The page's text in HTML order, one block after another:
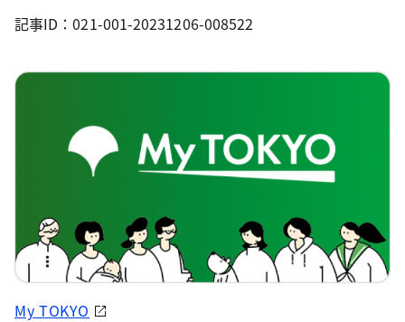
記事ID：021-001-20231206-008522
My TOKYO